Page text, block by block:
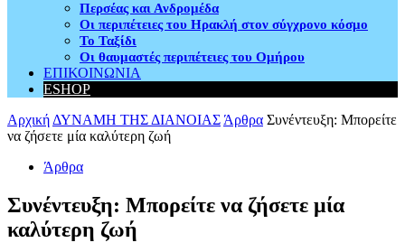
Περσέας και Ανδρομέδα
Οι περιπέτειες του Ηρακλή στον σύγχρονο κόσμο
Το Ταξίδι
Οι θαυμαστές περιπέτειες του Ομήρου
ΕΠΙΚΟΙΝΩΝΙΑ
ESHOP
Αρχική ΔΥΝΑΜΗ ΤΗΣ ΔΙΑΝΟΙΑΣ Άρθρα Συνέντευξη: Μπορείτε
να ζήσετε μία καλύτερη ζωή
Άρθρα
Συνέντευξη: Μπορείτε να ζήσετε μία
καλύτερη ζωή